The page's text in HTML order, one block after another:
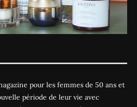
pour les femmes de 50 ans et
période de leur vie avec